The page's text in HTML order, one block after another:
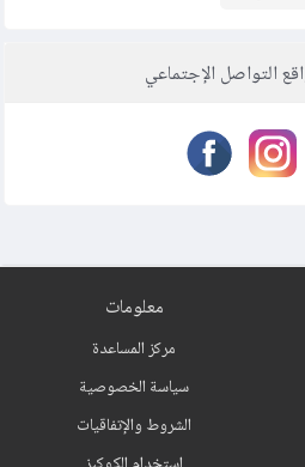
التواصل الإجتماعي
معلومات
مركز المساعدة
سياسة الخصوصية
الشروط والإتفاقيات
استخدام الكوكيز